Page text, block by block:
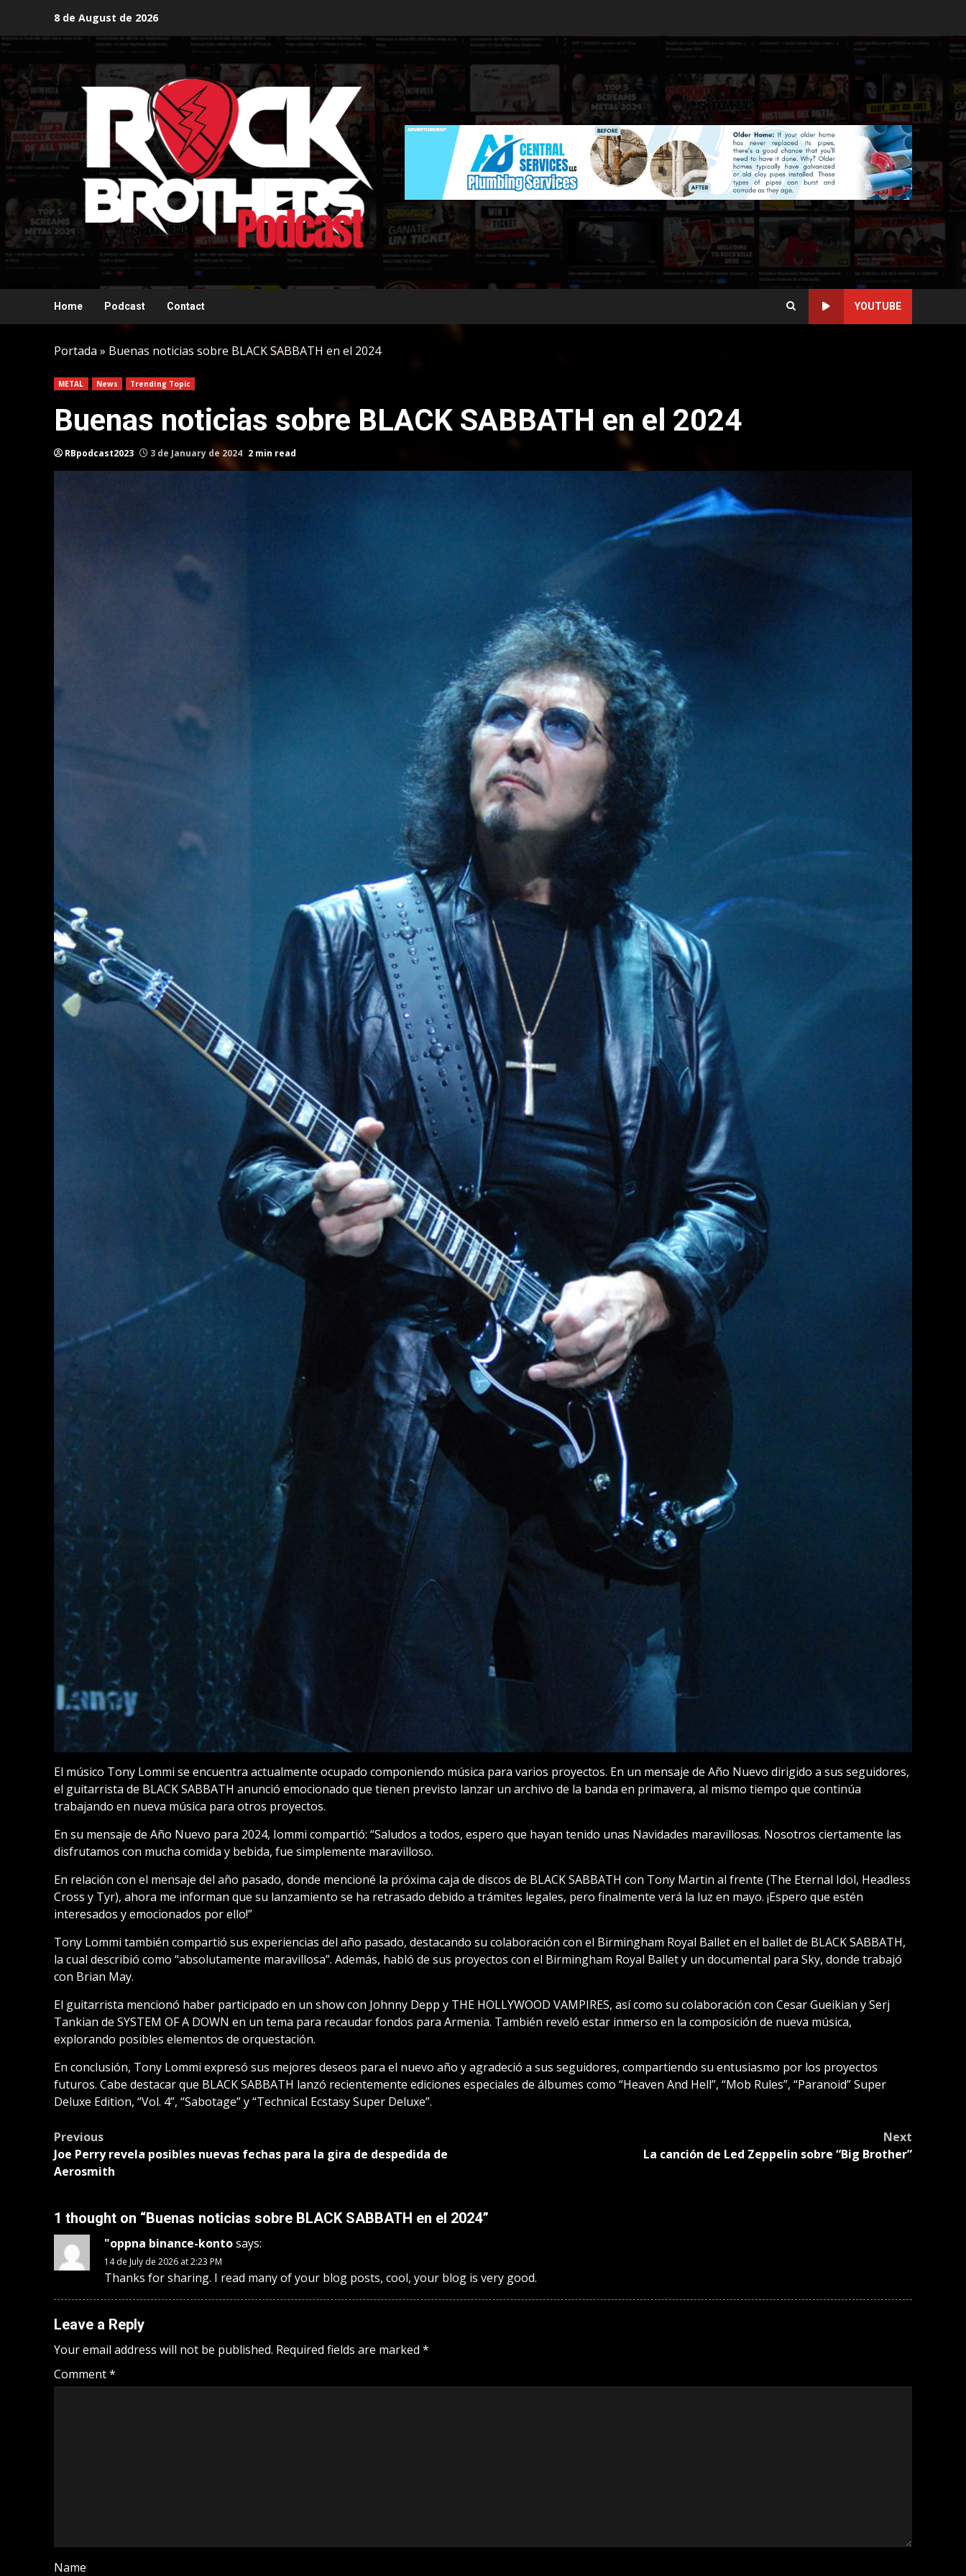
content
8 de August de 2026
Home Podcast Contact YOUTUBE
Portada » Buenas noticias sobre BLACK SABBATH en el 2024
METAL News Trending Topic
Buenas noticias sobre BLACK SABBATH en el 2024
RBpodcast2023 3 de January de 2024 2 min read
El músico Tony Lommi se encuentra actualmente ocupado componiendo música para varios proyectos. En un mensaje de Año Nuevo dirigido a sus seguidores,
el guitarrista de BLACK SABBATH anunció emocionado que tienen previsto lanzar un archivo de la banda en primavera, al mismo tiempo que continúa
trabajando en nueva música para otros proyectos.
En su mensaje de Año Nuevo para 2024, Iommi compartió: “Saludos a todos, espero que hayan tenido unas Navidades maravillosas. Nosotros ciertamente las
disfrutamos con mucha comida y bebida, fue simplemente maravilloso.
En relación con el mensaje del año pasado, donde mencioné la próxima caja de discos de BLACK SABBATH con Tony Martin al frente (The Eternal Idol, Headless
Cross y Tyr), ahora me informan que su lanzamiento se ha retrasado debido a trámites legales, pero finalmente verá la luz en mayo. ¡Espero que estén
interesados y emocionados por ello!”
Tony Lommi también compartió sus experiencias del año pasado, destacando su colaboración con el Birmingham Royal Ballet en el ballet de BLACK SABBATH,
la cual describió como “absolutamente maravillosa”. Además, habló de sus proyectos con el Birmingham Royal Ballet y un documental para Sky, donde trabajó
con Brian May.
El guitarrista mencionó haber participado en un show con Johnny Depp y THE HOLLYWOOD VAMPIRES, así como su colaboración con Cesar Gueikian y Serj
Tankian de SYSTEM OF A DOWN en un tema para recaudar fondos para Armenia. También reveló estar inmerso en la composición de nueva música,
explorando posibles elementos de orquestación.
En conclusión, Tony Lommi expresó sus mejores deseos para el nuevo año y agradeció a sus seguidores, compartiendo su entusiasmo por los proyectos
futuros. Cabe destacar que BLACK SABBATH lanzó recientemente ediciones especiales de álbumes como “Heaven And Hell”, “Mob Rules”, “Paranoid” Super
Deluxe Edition, “Vol. 4”, “Sabotage” y “Technical Ecstasy Super Deluxe”.
Post
navigation
Previous
Joe Perry revela posibles nuevas fechas para la gira de despedida de
Aerosmith
Next
La canción de Led Zeppelin sobre “Big Brother”
1 thought on “Buenas noticias sobre BLACK SABBATH en el 2024”
"oppna binance-kontosays:
14 de July de 2026 at 2:23 PM
Thanks for sharing. I read many of your blog posts, cool, your blog is very good.
Leave a Reply
Your email address will not be published. Required fields are marked *
Comment*
Name